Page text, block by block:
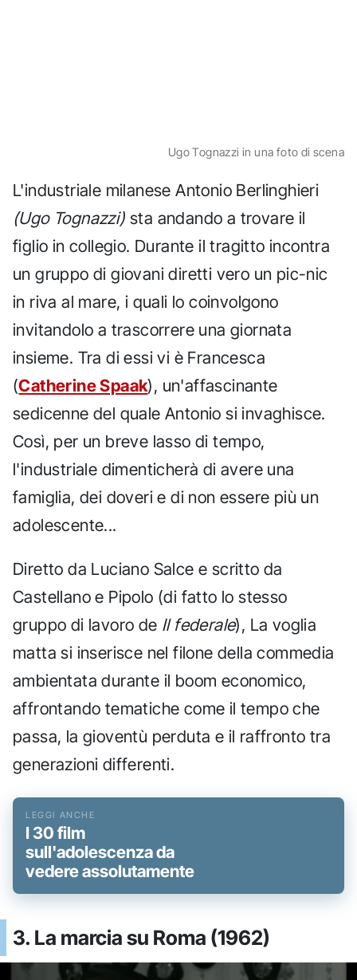
Ugo Tognazzi in una foto di scena
L'industriale milanese Antonio Berlinghieri
(Ugo Tognazzi) sta andando a trovare il
figlio in collegio. Durante il tragitto incontra
un gruppo di giovani diretti vero un pic-nic
in riva al mare, i quali lo coinvolgono
invitandolo a trascorrere una giornata
insieme. Tra di essi vi è Francesca
(Catherine Spaak), un'affascinante
sedicenne del quale Antonio si invaghisce.
Così, per un breve lasso di tempo,
l'industriale dimenticherà di avere una
famiglia, dei doveri e di non essere più un
adolescente...
Diretto da Luciano Salce e scritto da
Castellano e Pipolo (di fatto lo stesso
gruppo di lavoro de Il federale), La voglia
matta si inserisce nel filone della commedia
ambientata durante il boom economico,
affrontando tematiche come il tempo che
passa, la gioventù perduta e il raffronto tra
generazioni differenti.
I 30 film
sull'adolescenza da
vedere assolutamente
3. La marcia su Roma (1962)